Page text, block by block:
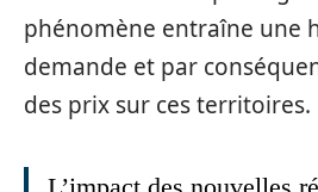
phénomène entraîne une
demande et par
des prix sur ces territoires.